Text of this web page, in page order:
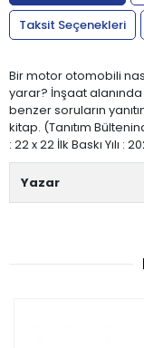
Taksit Seçenekleri
Bir motor otomobili
yarar? İnşaat
benzer soruların
kitap. (Tanıtım
: 22 x 22 İlk Baskı Yılı :
Yazar